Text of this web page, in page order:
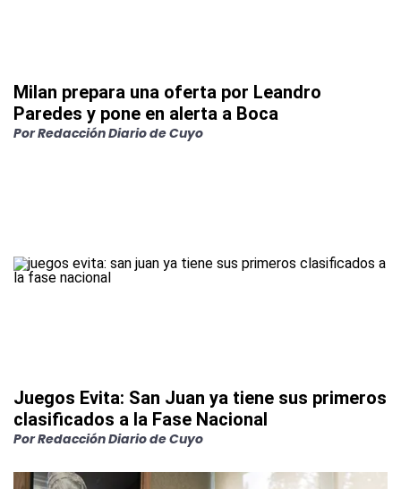
Milan prepara una oferta por Leandro
Paredes y pone en alerta a Boca
PorRedacción Diario de Cuyo
Juegos Evita: San Juan ya tiene sus primeros
clasificados a la Fase Nacional
PorRedacción Diario de Cuyo